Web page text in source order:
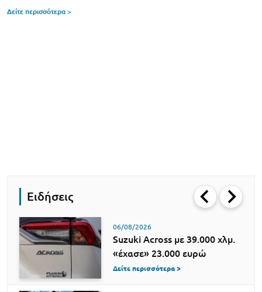
Δείτε περισσότερα >
Ειδήσεις
06/08/2026
Suzuki Across με 39.000 χλμ.
«έχασε» 23.000 ευρώ
Δείτε περισσότερα >